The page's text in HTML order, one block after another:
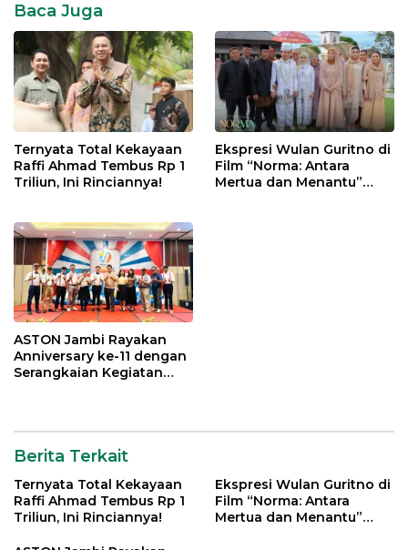
Baca Juga
Ternyata Total Kekayaan
Raffi Ahmad Tembus Rp 1
Triliun, Ini Rinciannya!
Ekspresi Wulan Guritno di
Film “Norma: Antara
Mertua dan Menantu”
ASTON Jambi Rayakan
Anniversary ke-11 dengan
Serangkaian Kegiatan
Berita Terkait
Ternyata Total Kekayaan
Raffi Ahmad Tembus Rp 1
Triliun, Ini Rinciannya!
Ekspresi Wulan Guritno di
Film “Norma: Antara
Mertua dan Menantu”